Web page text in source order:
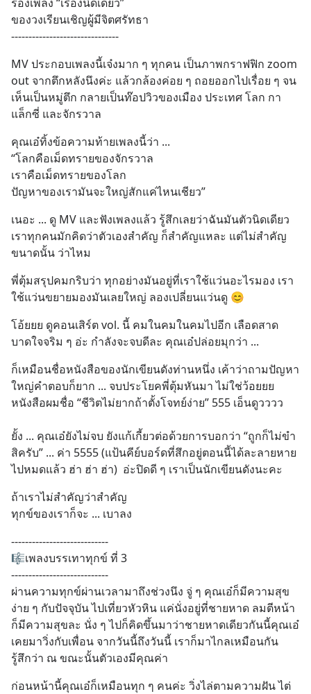
ของวงเรียนเชิญผู้มีจิตศรัทธา
-------------------------------
MV ประกอบเพลงนี้เจ๋งมาก ๆ ทุกคน เป็นภาพกราฟฟิก zoom
out จากตึกหลังนึงค่ะ แล้วกล้องค่อย ๆ ถอยออกไปเรื่อย ๆ จน
เห็นเป็นหมู่ตึก กลายเป็นท๊อปวิวของเมือง ประเทศ โลก กา
แล็กซี่ และจักรวาล
คุณเอ๋ทิ้งข้อความท้ายเพลงนี้ว่า ...
“โลกคือเม็ดทรายของจักรวาล
เราคือเม็ดทรายของโลก
ปัญหาของเรามันจะใหญ่สักแค่ไหนเชียว”
เนอะ ... ดู MV และฟังเพลงแล้ว รู้สึกเลยว่าฉันมันตัวนิดเดียว
เราทุกคนมักคิดว่าตัวเองสำคัญ ก็สำคัญแหละ แต่ไม่สำคัญ
ขนาดนั้น ว่าไหม
พี่ตุ้มสรุปคมกริบว่า ทุกอย่างมันอยู่ที่เราใช้แว่นอะไรมอง เรา
ใช้แว่นขยายมองมันเลยใหญ่ ลองเปลี่ยนแว่นดู 😊
โอ้ยยย ดูคอนเสิร์ต vol. นี้ คมในคมในคมไปอีก เลือดสาด
บาดใจจริม ๆ อ่ะ กำลังจะจบดีละ คุณเอ๋ปล่อยมุกว่า ...
ก็เหมือนชื่อหนังสือของนักเขียนดังท่านหนึ่ง เค้าว่าถามปัญหา
ใหญ่คำตอบก็ยาก ... จบประโยคพี่ตุ้มหันมา ไม่ใช่ว้อยยย
หนังสือผมชื่อ “ชีวิตไม่ยากถ้าตั้งโจทย์ง่าย” 555 เอ็นดูวววว
ยั้ง ... คุณเอ๋ยังไม่จบ ยังแก้เกี้ยวต่อด้วยการบอกว่า “ถูกก็ไม่ขำ
สิครับ” ... ค่า 5555 (แป้นคีย์บอร์ดที่สึกอยู่ตอนนี้ได้ละลายหาย
ไปหมดแล้ว ฮ่า ฮ่า ฮ่า)  อ่ะปิดดี ๆ เราเป็นนักเขียนดังนะคะ
ถ้าเราไม่สำคัญว่าสำคัญ
ทุกข์ของเราก็จะ ... เบาลง
----------------------------
🎼เพลงบรรเทาทุกข์ ที่ 3
----------------------------
ผ่านความทุกข์ผ่านเวลามาถึงช่วงนึง จู่ ๆ คุณเอ๋ก็มีความสุข
ง่าย ๆ กับปัจจุบัน ไปเที่ยวหัวหิน แค่นั่งอยู่ที่ชายหาด ลมตีหน้า
ก็มีความสุขละ นั่ง ๆ ไปก็คิดขึ้นมาว่าชายหาดเดียวกันนี้คุณเอ๋
เคยมาวิ่งกับเพื่อน จากวันนี้ถึงวันนี้ เราก็มาไกลเหมือนกัน
รู้สึกว่า ณ ขณะนั้นตัวเองมีคุณค่า
ก่อนหน้านี้คุณเอ๋ก็เหมือนทุก ๆ คนค่ะ วิ่งไล่ตามความฝัน ไต่